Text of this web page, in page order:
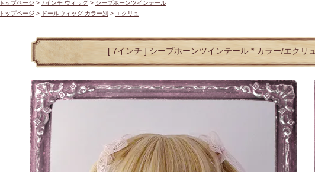
トップページ > 7インチ ウィッグ > シープホーンツインテール
トップページ > ドールウィッグ カラー別 > エクリュ
[ 7インチ ] シープホーンツインテール * カラー/エクリュ